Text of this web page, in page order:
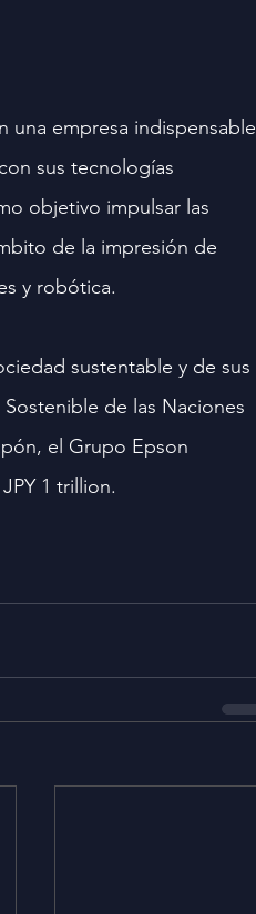
una empresa indispensable
sus tecnologías
objetivo impulsar las
de la impresión de
y robótica.
sustentable y de sus
de las Naciones
el Grupo Epson
1 trillion.